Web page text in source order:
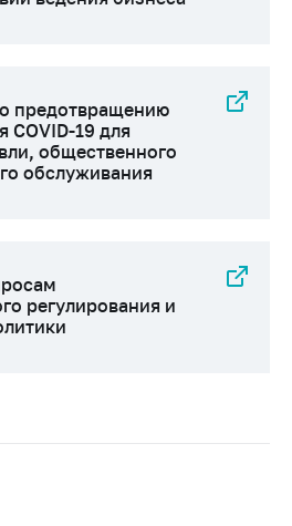
предотвращению
COVID-19 для
общественного
обслуживания
регулирования и